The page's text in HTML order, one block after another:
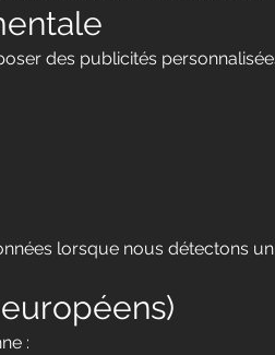
des publicités
lorsque nous détectons
: